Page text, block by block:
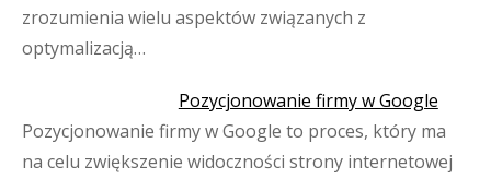
zrozumienia wielu aspektów związanych z
optymalizacją…
Pozycjonowanie firmy w Google
Pozycjonowanie firmy w Google to proces, który ma
na celu zwiększenie widoczności strony internetowej